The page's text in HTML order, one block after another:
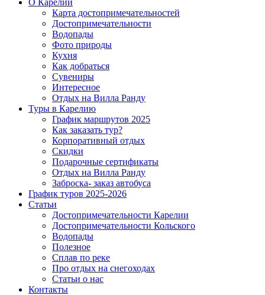
О Карелии
Карта достопримечательностей
Достопримечательности
Водопады
Фото природы
Кухня
Как добраться
Сувениры
Интересное
Отдых на Вилла Ранду
Туры в Карелию
График маршрутов 2025
Как заказать тур?
Корпоративный отдых
Скидки
Подарочные сертификаты
Отдых на Вилла Ранду
Заброска- заказ автобуса
График туров 2025-2026
Статьи
Достопримечательности Карелии
Достопримечательности Кольского
Водопады
Полезное
Сплав по реке
Про отдых на снегоходах
Статьи о нас
Контакты